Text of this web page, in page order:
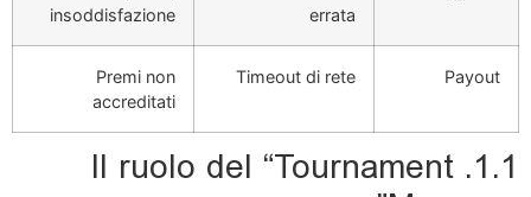
errata
insoddisfazione
Payout
Timeout di rete
Premi non
accreditati
1.1. Il ruolo del “Tournament